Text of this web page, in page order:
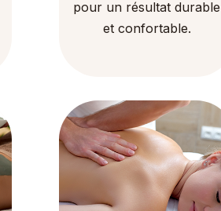
pour un résultat durable
et confortable.